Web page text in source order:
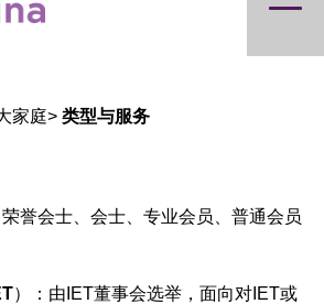
家庭> 类型与服务
誉会士、会士、专业会员、普通会员
）：由IET董事会选举，面向对IET或